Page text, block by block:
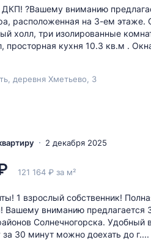
?Вашему вниманию
расположенная на 3-ем этaже.
холл, три изолированные
просторная кухня 10.3 кв.м .
деревня Хметьево, 3
2 декабря 2025
121 164 ₽ за м²
1 взрослый собственник!
Вашему вниманию предлагается
Солнечногорска. Удобный
30 минут можно доехать до г....